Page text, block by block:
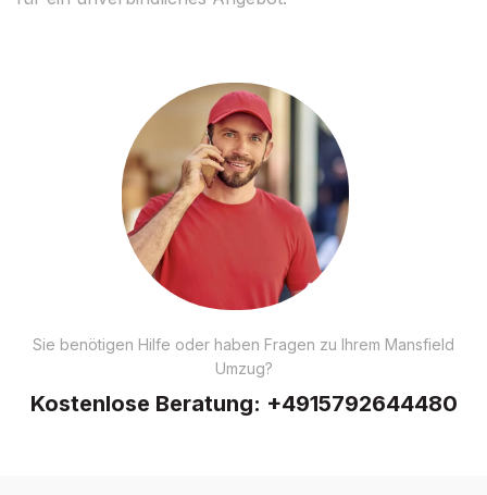
Sie benötigen Hilfe oder haben Fragen zu Ihrem Mansfield
Umzug?
Kostenlose Beratung: +4915792644480